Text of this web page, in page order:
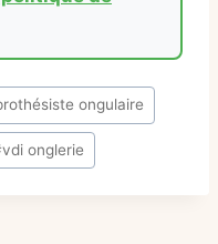
ongulaire
vdi onglerie